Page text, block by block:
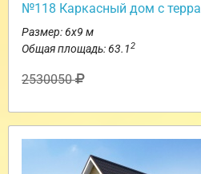
№118 Каркасный дом с
Размер: 6х9 м
Общая площадь: 63.12
2530050